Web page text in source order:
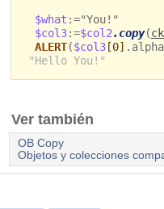
$what :="You!"
$col3:=$col2.copy(
ALERT($col3[0]
"Hello You!"
Ver también
OB Copy
Objetos y colecciones